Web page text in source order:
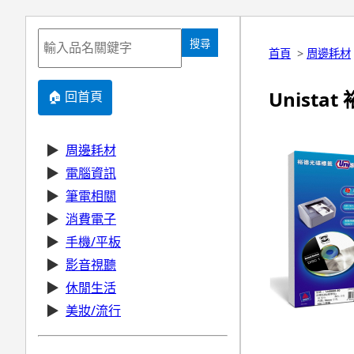
搜尋
🏠 回首頁
▶ 周邊耗材
▶ 電腦資訊
▶ 筆電相關
▶ 消費電子
▶ 手機/平板
▶ 影音視聽
▶ 休閒生活
▶ 美妝/流行
首頁 > 周邊耗材
Unistat